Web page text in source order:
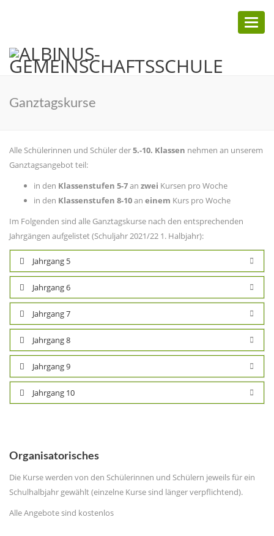
Toggle
Ganztagskurse
Alle Schülerinnen und Schüler der5.-10. Klassen nehmen an unserem
Ganztagsangebot teil:
in den Klassenstufen 5-7an zwei Kursen pro Woche
in den Klassenstufen 8-10an einem Kurs pro Woche
Im Folgenden sind alle Ganztagskurse nach den entsprechenden
Jahrgängen aufgelistet (Schuljahr 2021/22 1. Halbjahr):
Jahrgang 5
Jahrgang 6
Jahrgang 7
Jahrgang 8
Jahrgang 9
Jahrgang 10
Organisatorisches
Die Kurse werden von den Schülerinnen und Schülern jeweils für ein
Schulhalbjahr gewählt (einzelne Kurse sind länger verpflichtend).
Alle Angebote sind kostenlos